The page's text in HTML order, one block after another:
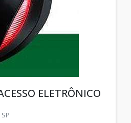
ELETRÔNICO